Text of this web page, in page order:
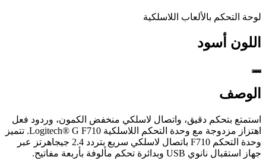
لوحة التحكم بالألعاب اللاسلكية
اللون أسود
الوصف
استمتع بتحكم دقيق، واتصال لاسلكي منخفض الكمون، وردود فعل
اهتزاز مزدوجة مع وحدة التحكم اللاسلكية Logitech® G F710. تتميز
وحدة التحكم F710 باتصال لاسلكي سريع بتردد 2.4 جيجاهرتز عبر
جهاز استقبال نانوي USB وبدائرة تحكم مألوفة بأربعة مفاتيح.